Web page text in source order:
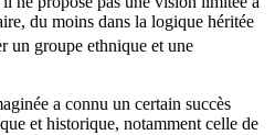
du moins dans la logique héritée
un groupe ethnique et une
a connu un certain succès
et historique, notamment celle de